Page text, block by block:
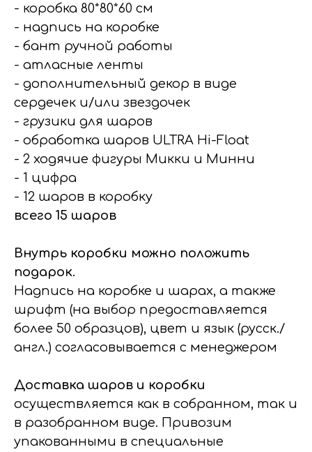
- коробка 80*80*60 см
- надпись на коробке
- бант ручной работы
- атласные ленты
- дополнительный декор в виде
сердечек и/или звездочек
- грузики для шаров
- обработка шаров ULTRA Hi-Float
- 2 ходячие фигуры Микки и Минни
- 1 цифра
- 12 шаров в коробку
всего 15 шаров
Внутрь коробки можно положить
подарок.
Надпись на коробке и шарах, а также
шрифт (на выбор предоставляется
более 50 образцов), цвет и язык (русск./
англ.) согласовывается с менеджером
Доставка шаров и коробки
осуществляется как в собранном, так и
в разобранном виде. Привозим
упакованными в специальные